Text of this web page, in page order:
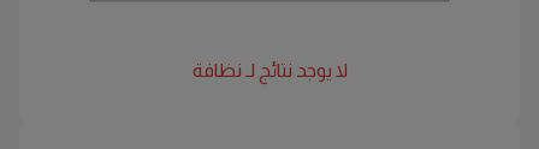
لا يوجد نتائج لـ نظافة